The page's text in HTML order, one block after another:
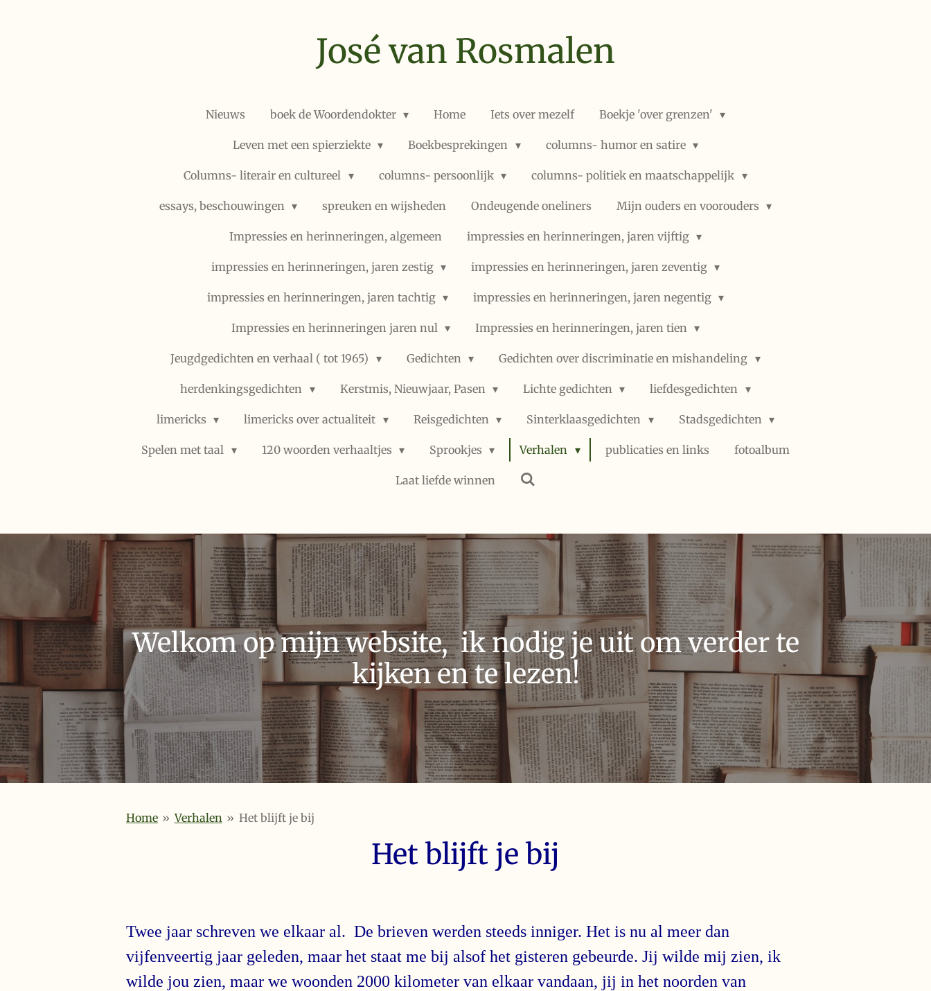
José van Rosmalen
Nieuws boek de Woordendokter Home Iets over mezelf Boekje 'over grenzen'
Leven met een spierziekte Boekbesprekingen columns- humor en satire
Columns- literair en cultureel columns- persoonlijk columns- politiek en maatschappelijk
essays, beschouwingen spreuken en wijsheden Ondeugende oneliners Mijn ouders en voorouders
Impressies en herinneringen, algemeen impressies en herinneringen, jaren vijftig
impressies en herinneringen, jaren zestig impressies en herinneringen, jaren zeventig
impressies en herinneringen, jaren tachtig impressies en herinneringen, jaren negentig
Impressies en herinneringen jaren nul Impressies en herinneringen, jaren tien
Jeugdgedichten en verhaal ( tot 1965) Gedichten Gedichten over discriminatie en mishandeling
herdenkingsgedichten Kerstmis, Nieuwjaar, Pasen Lichte gedichten liefdesgedichten
limericks limericks over actualiteit Reisgedichten Sinterklaasgedichten Stadsgedichten
Spelen met taal 120 woorden verhaaltjes Sprookjes Verhalen publicaties en links fotoalbum
Laat liefde winnen
Welkom op mijn website, ik nodig je uit om verder te
kijken en te lezen!
Home » Verhalen » Het blijft je bij
Het blijft je bij
Twee jaar schreven we elkaar al. De brieven werden steeds inniger. Het is nu al meer dan
vijfenveertig jaar geleden, maar het staat me bij alsof het gisteren gebeurde. Jij wilde mij zien, ik
wilde jou zien, maar we woonden 2000 kilometer van elkaar vandaan, jij in het noorden van